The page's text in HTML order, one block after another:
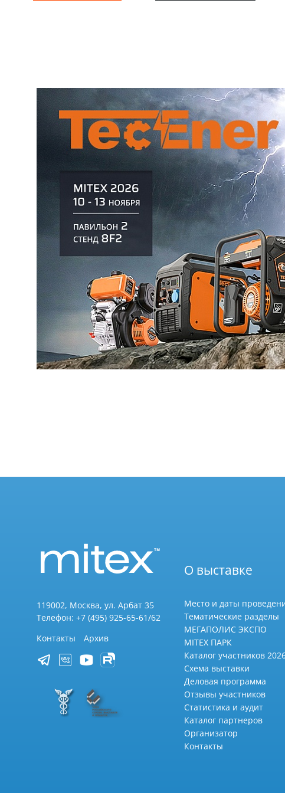
119002, Москва, ул. Арбат 35
Телефон: +7 (495) 925-65-61/62
Контакты
Архив
О выставке
Место и даты
Тематические разделы
МЕГАПОЛИС ЭКСПО
MITEX ПАРК
Каталог участников
Схема выставки
Деловая программа
Отзывы участников
Статистика и аудит
Каталог партнеров
Организатор
Контакты